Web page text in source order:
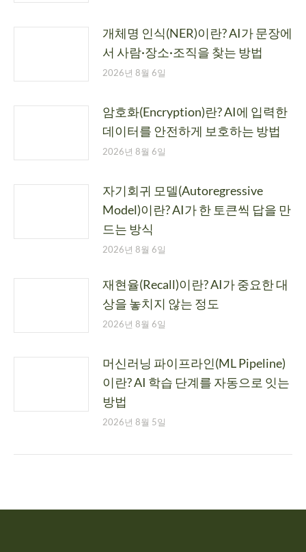
개체명 인식(NER)이란? AI가 문장에
서 사람·장소·조직을 찾는 방법
2026년 8월 6일
암호화(Encryption)란? AI에 입력한
데이터를 안전하게 보호하는 방법
2026년 8월 6일
자기회귀 모델(Autoregressive
Model)이란? AI가 한 토큰씩 답을 만
드는 방식
2026년 8월 6일
재현율(Recall)이란? AI가 중요한 대
상을 놓치지 않는 정도
2026년 8월 6일
머신러닝 파이프라인(ML Pipeline)
이란? AI 학습 단계를 자동으로 잇는
방법
2026년 8월 5일